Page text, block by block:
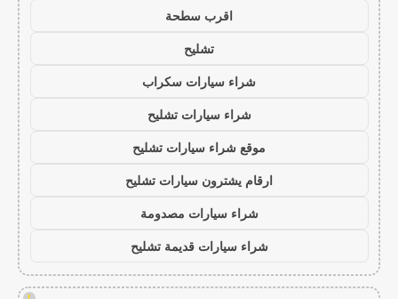
اقرب سطحة
تشليح
شراء سيارات سكراب
شراء سيارات تشليح
موقع شراء سيارات تشليح
ارقام يشترون سيارات تشليح
شراء سيارات مصدومة
شراء سيارات قديمة تشليح